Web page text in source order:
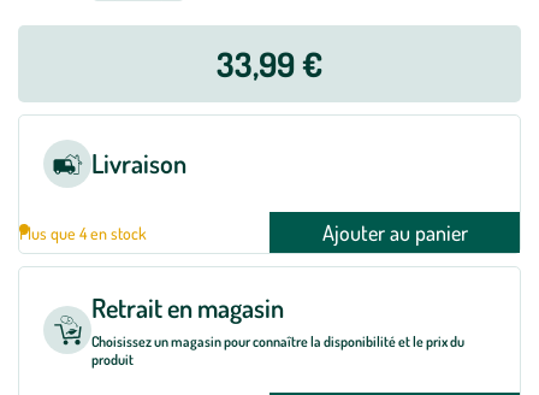
33,99 €
Livraison
Plus que 4 en stock Ajouter au panier
Retrait en magasin
Choisissez un magasin pour connaître la disponibilité et le prix du
produit